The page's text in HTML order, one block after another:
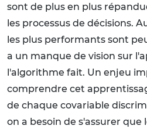
sont de plus en plus
les processus de décisions.
les plus performants sont
a un manque de vision sur
l'algorithme fait. Un enjeu
comprendre cet
de chaque covariable
on a besoin de s'assurer que